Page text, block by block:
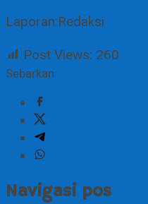
Laporan:Redaksi
Post Views: 260
Sebarkan
Navigasi pos